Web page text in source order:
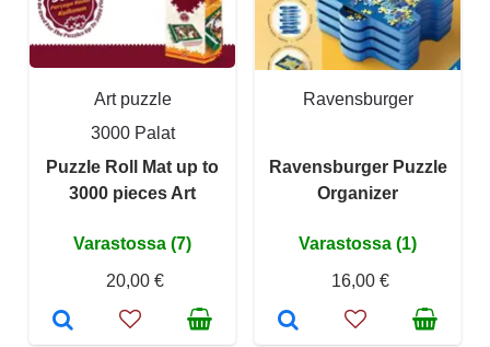
Art puzzle
3000 Palat
Puzzle Roll Mat up to
3000 pieces Art
Varastossa (7)
20,00 €
Ravensburger
Ravensburger Puzzle
Organizer
Varastossa (1)
16,00 €